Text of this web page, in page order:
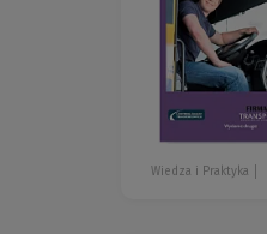
Wiedza i Praktyka